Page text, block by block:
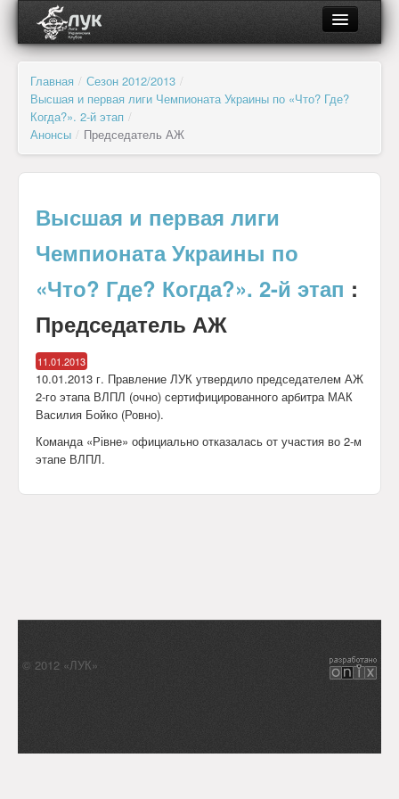
О ЛУК
Об организации
Органы управления и контроля
Документы
Партнёры
Новости
Календарь
Анонсы
Обратная связь
Главная / Сезон 2012/2013 /
Высшая и первая лиги Чемпионата Украины по «Что? Где?
Когда?». 2-й этап /
Анонсы / Председатель АЖ
Высшая и первая лиги
Чемпионата Украины по
«Что? Где? Когда?». 2-й этап :
Председатель АЖ
11.01.2013
10.01.2013 г. Правление ЛУК утвердило председателем АЖ
2-го этапа ВЛПЛ (очно) сертифицированного арбитра МАК
Василия Бойко (Ровно).
Команда «Рівне» официально отказалась от участия во 2-м
этапе ВЛПЛ.
© 2012 «ЛУК»